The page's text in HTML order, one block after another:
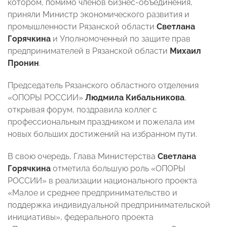
котором, помимо членов бизнес-объединения,
приняли Министр экономического развития и
промышленности Рязанской области Светлана
Горячкина и Уполномоченный по защите прав
предпринимателей в Рязанской области Михаил
Пронин.
Председатель Рязанского областного отделения
«ОПОРЫ РОССИИ» Людмила Кибальникова,
открывая форум, поздравила коллег с
профессиональным праздником и пожелала им
новых больших достижений на избранном пути.
В свою очередь, Глава Министерства Светлана
Горячкина отметила большую роль «ОПОРЫ
РОССИИ» в реализации национального проекта
«Малое и среднее предпринимательство и
поддержка индивидуальной предпринимательской
инициативы», федерального проекта